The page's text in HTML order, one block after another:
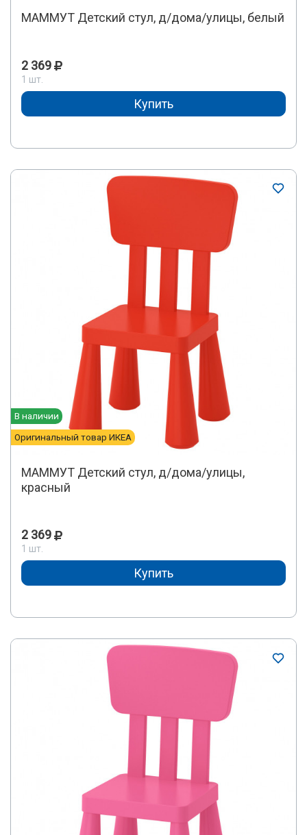
МАММУТ Детский стул, д/дома/улицы, белый
2 369
1 шт.
Купить
В наличии
Оригинальный товар ИКЕА
МАММУТ Детский стул, д/дома/улицы,
красный
2 369
1 шт.
Купить